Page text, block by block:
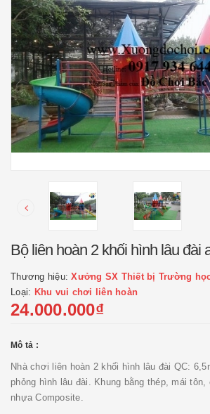
Bộ liên hoàn 2 khối hình lâu đài
Thương hiệu:Xưởng SX Thiết bị Trường
Loại: Khu vui chơi liên hoàn
24.000.000₫
Mô tả :
Nhà chơi liên hoàn 2 khối hình lâu đài QC:
phỏng hình lâu đài. Khung bằng thép, mái
nhựa Composite.